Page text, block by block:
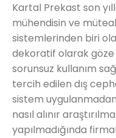
Kartal Prekast son
mühendisin ve
sistemlerinden biri
dekoratif olarak göze
sorunsuz kullanım
tercih edilen dış
sistem
nasıl alınır
yapılmadığında